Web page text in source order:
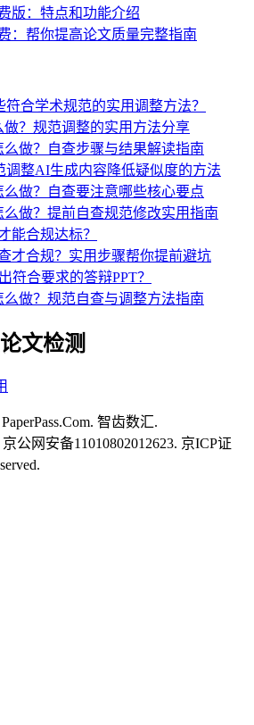
版：特点和功能介绍
：帮你提高论文质量完整指南
符合学术规范的实用调整方法？
做？规范调整的实用方法分享
做？自查步骤与结果解读指南
调整AI生成内容降低疑似度的方法
做？自查要注意哪些核心要点
做？提前自查规范修改实用指南
能合规达标？
才合规？实用步骤帮你提前避坑
符合要求的答辩PPT？
做？规范自查与调整方法指南
文检测
智齿数汇.
京公网安备11010802012623. 京ICP证